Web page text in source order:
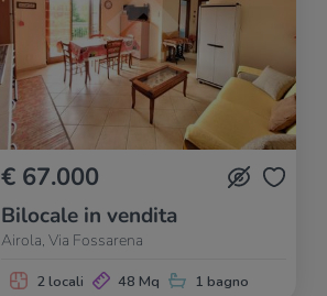
€ 67.000
Bilocale in vendita
Airola, Via Fossarena
2 locali 48 Mq 1 bagno